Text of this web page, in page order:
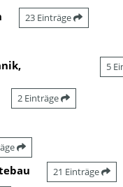
23 Einträge
5
2 Einträge
21 Einträge